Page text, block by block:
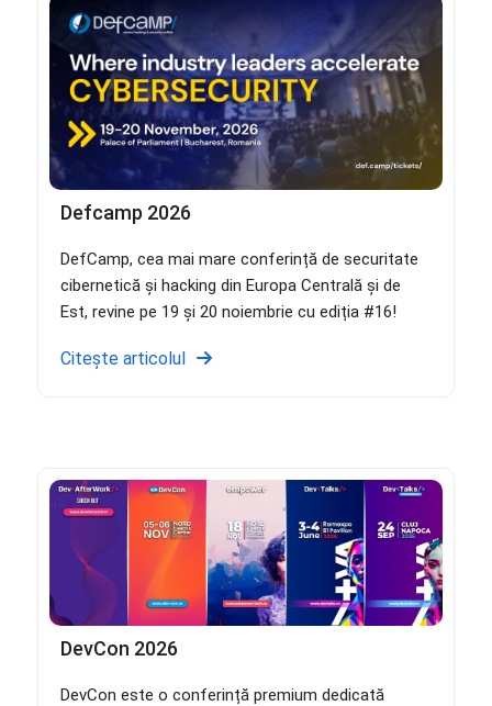
Defcamp 2026
DefCamp, cea mai mare conferință de securitate
cibernetică și hacking din Europa Centrală și de
Est, revine pe 19 și 20 noiembrie cu ediția #16!
Citește articolul
DevCon 2026
DevCon este o conferință premium dedicată